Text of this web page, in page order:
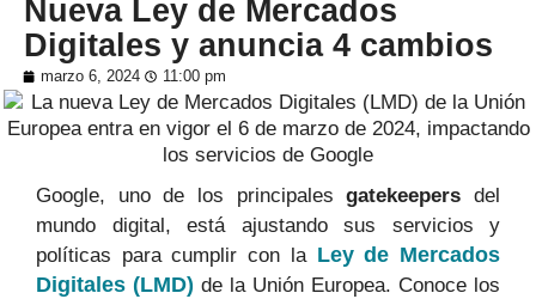
Nueva Ley de Mercados
Digitales y anuncia 4 cambios
marzo 6, 2024 11:00 pm
Google, uno de los principalesgatekeepers del
mundo digital, está ajustando sus servicios y
políticas para cumplir con la Ley de Mercados
Digitales (LMD) de la Unión Europea. Conoce los